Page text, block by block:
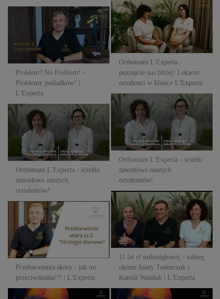
Przebarwienia skóry - jak im
przeciwdziałać?! | L'Experta
Przebarwienia skóry - jak im
przeciwdziałać?! | L'Experta
Orthoteam L'Experta -
poznajcie nas bliżej! Lekarze
ortodonci w klinice L'Experta
Orthoteam L'Experta -
poznajcie nas bliżej! Lekarze
ortodonci w klinice L'Experta
11 lat rf mikroigłowej - zabieg
okiem Anety Todorczuk i
Kamili Wasiluk | L'Experta
11 lat rf mikroigłowej - zabieg
okiem Anety Todorczuk i
Kamili Wasiluk | L'Experta
Orthoteam L'Experta - ścieżki
zawodowe naszych
ortodontów!
Orthoteam L'Experta - ścieżki
zawodowe naszych
ortodontów!
Orthoteam L'Experta - ścieżki
zawodowe naszych
ortodontów!
Orthoteam L'Experta - ścieżki
zawodowe naszych
ortodontów!
Problem? No Problem! -
Problemy pośladków! |
L'Experta
Problem? No Problem! -
Problemy pośladków! |
L'Experta
Czy zabieg ablacyjnym laserem
Czy zabieg ablacyjnym laserem